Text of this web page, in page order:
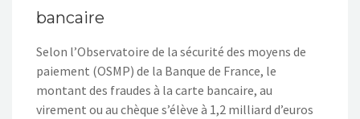
bancaire
Selon l’Observatoire de la sécurité des moyens de
paiement (OSMP) de la Banque de France, le
montant des fraudes à la carte bancaire, au
virement ou au chèque s’élève à 1,2 milliard d’euros